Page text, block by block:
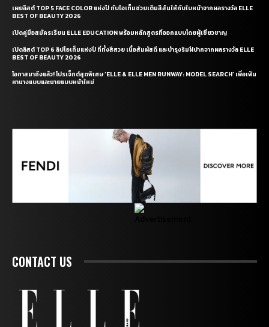
เผยลิสต์ TOP 5 FACE COLOR แห่งปี กับไอเท็มช่วยเติมสีสันให้กับใบหน้าจากผลรางวัล ELLE
BEST OF BEAUTY 2026
เปิดคู่มือสมัครเรียน ELLE EDUCATION พร้อมหลักสูตรที่ออกแบบโดยผู้เชี่ยวชาญ
เปิดลิสต์ TOP 6 ลิปไอเท็มแห่งปี ที่ทั้งสีสวย เนื้อสัมผัสดี และบำรุงริมฝีปากจากผลรางวัล ELLE
BEST OF BEAUTY 2026
โอกาสมาถึงแล้ว! โปรเจ็กต์สุดพิเศษ ‘ELLE & ELLE MEN RUNWAY: MODEL SEARCH’ เพื่อเฟ้น
หานางแบบและนายแบบหน้าใหม่
CONTACT US